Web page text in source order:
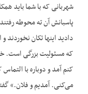
شهربانی که با شما باید
پاسبانش آن ته محوطه
دادید اینها تکان
که مسئولیت بزرگی است.
کنم آمد و دوباره با
می‌کنی. آمدیم و فلان.»